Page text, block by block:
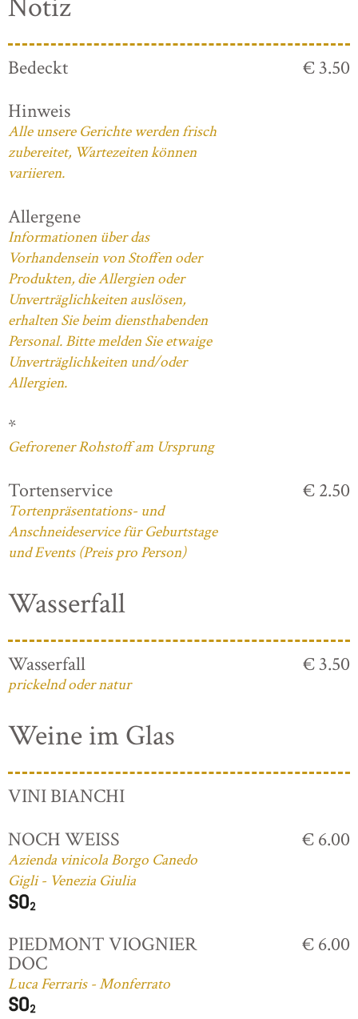
Notiz
Bedeckt
€ 3.50
Hinweis
Alle unsere Gerichte werden frisch
zubereitet, Wartezeiten können
variieren.
Allergene
Informationen über das
Vorhandensein von Stoffen oder
Produkten, die Allergien oder
Unverträglichkeiten auslösen,
erhalten Sie beim diensthabenden
Personal. Bitte melden Sie etwaige
Unverträglichkeiten und/oder
Allergien.
*
Gefrorener Rohstoff am Ursprung
Tortenservice
Tortenpräsentations- und
Anschneideservice für Geburtstage
und Events (Preis pro Person)
€ 2.50
Wasserfall
Wasserfall
prickelnd oder natur
€ 3.50
Weine im Glas
VINI BIANCHI
NOCH WEISS
Azienda vinicola Borgo Canedo
Gigli - Venezia Giulia
€ 6.00
PIEDMONT VIOGNIER
DOC
Luca Ferraris - Monferrato
€ 6.00